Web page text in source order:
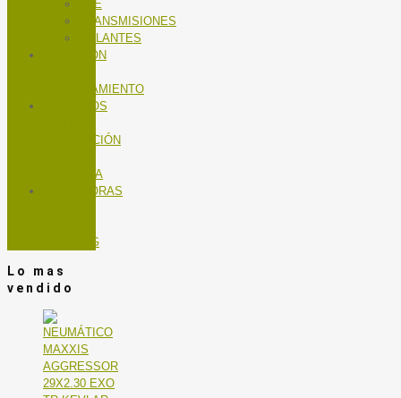
TEE
TRANSMISIONES
VOLANTES
NUTRICIÓN
ENTRENAMIENTO
SERVICIOS
MANTENCIÓN
BICICLETA
TROTADORAS
SPINNING
Lo mas
vendido